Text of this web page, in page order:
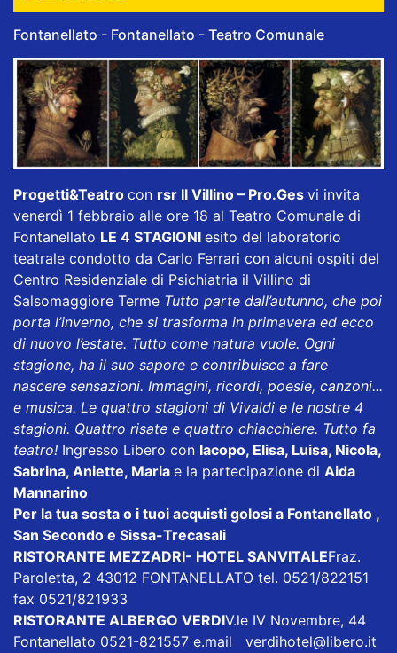
Fontanellato - Fontanellato - Teatro Comunale
Progetti&Teatro con rsr Il Villino – Pro.Ges vi invita
venerdì 1 febbraio alle ore 18 al Teatro Comunale di
Fontanellato LE 4 STAGIONI esito del laboratorio
teatrale condotto da Carlo Ferrari con alcuni ospiti del
Centro Residenziale di Psichiatria il Villino di
Salsomaggiore Terme Tutto parte dall’autunno, che poi
porta l’inverno, che si trasforma in primavera ed ecco
di nuovo l’estate. Tutto come natura vuole. Ogni
stagione, ha il suo sapore e contribuisce a fare
nascere sensazioni. Immagini, ricordi, poesie, canzoni...
e musica. Le quattro stagioni di Vivaldi e le nostre 4
stagioni. Quattro risate e quattro chiacchiere. Tutto fa
teatro! Ingresso Libero con Iacopo, Elisa, Luisa, Nicola,
Sabrina, Aniette, Maria e la partecipazione di Aida
Mannarino
Per la tua sosta o i tuoi acquisti golosi a Fontanellato ,
San Secondo e Sissa-Trecasali
RISTORANTE MEZZADRI- HOTEL SANVITALEFraz.
Paroletta, 2 43012 FONTANELLATO tel. 0521/822151
fax 0521/821933
RISTORANTE ALBERGO VERDIV.le IV Novembre, 44
Fontanellato 0521-821557 e.mail verdihotel@libero.it